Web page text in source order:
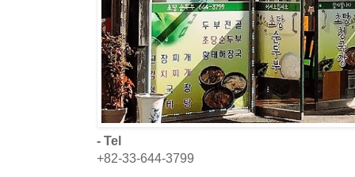
- Tel
+82-33-644-3799